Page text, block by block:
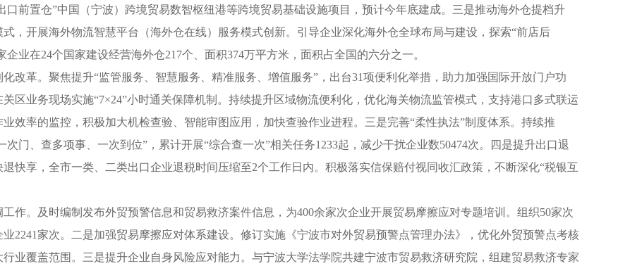
口前置仓”中国（宁波）跨境贸易数智枢纽港等跨境贸易基础设施项目，预计今年底建成。三是推动海外仓提档升
，开展海外物流智慧平台（海外仓在线）服务模式创新。引导企业深化海外仓全球布局与建设，探索“前店后
业在24个国家建设经营海外仓217个、面积374万平方米，面积占全国的六分之一。
改革。聚焦提升“监管服务、智慧服务、精准服务、增值服务”，出台31项便利化举措，助力加强国际开放门户功
区业务现场实施“7×24”小时通关保障机制。持续提升区域物流便利化，优化海关物流监管模式，支持港口多式联运
效率的监控，积极加大机检查验、智能审图应用，加快查验作业进程。三是完善“柔性执法”制度体系。持续推
门、查多项事、一次到位”，累计开展“综合查一次”相关任务1233起，减少干扰企业数50474次。四是提升出口退
快享，全市一类、二类出口企业退税时间压缩至2个工作日内。积极落实信保赔付视同收汇政策，不断深化“税银互
作。及时编制发布外贸预警信息和贸易救济案件信息，为400余家次企业开展贸易摩擦应对专题培训。组织50家次
2241家次。二是加强贸易摩擦应对体系建设。修订实施《宁波市对外贸易预警点管理办法》，优化外贸预警点考核
业覆盖范围。三是提升企业自身风险应对能力。与宁波大学法学院共建宁波市贸易救济研究院，组建贸易救济专家